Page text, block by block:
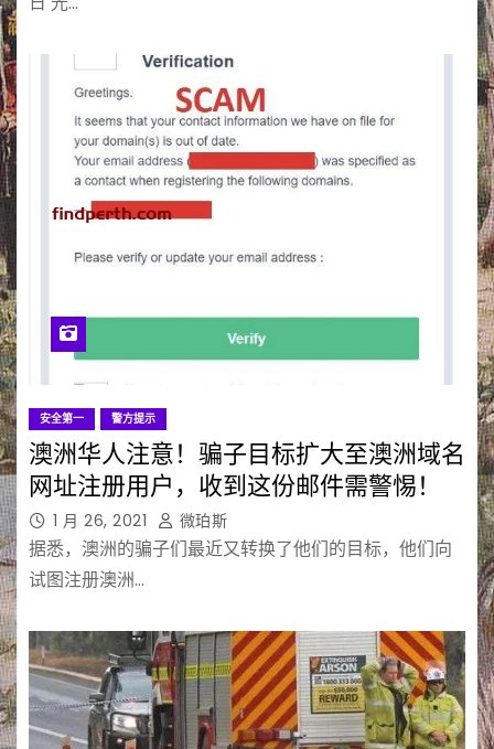
安全第一 警方提示
澳洲华人注意！骗子目标扩大至澳洲域名
网址注册用户，收到这份邮件需警惕！
1 月 26, 2021 微珀斯
据悉，澳洲的骗子们最近又转换了他们的目标，他们向
试图注册澳洲…